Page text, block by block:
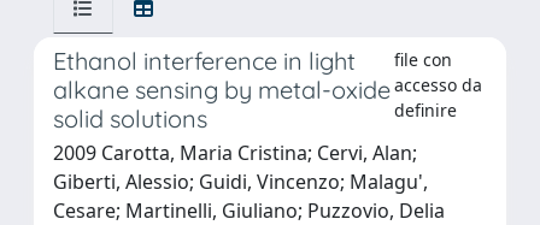
Ethanol interference in light
alkane sensing by metal-oxide
solid solutions
file con
accesso da
definire
2009 Carotta, Maria Cristina; Cervi, Alan;
Giberti, Alessio; Guidi, Vincenzo; Malagu',
Cesare; Martinelli, Giuliano; Puzzovio, Delia